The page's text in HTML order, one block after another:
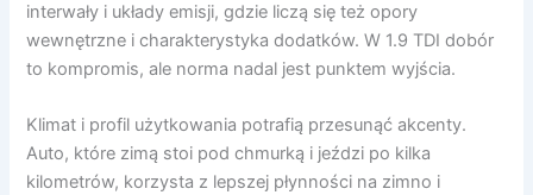
interwały i układy emisji, gdzie liczą się też opory
wewnętrzne i charakterystyka dodatków. W 1.9 TDI dobór
to kompromis, ale norma nadal jest punktem wyjścia.
Klimat i profil użytkowania potrafią przesunąć akcenty.
Auto, które zimą stoi pod chmurką i jeździ po kilka
kilometrów, korzysta z lepszej płynności na zimno i